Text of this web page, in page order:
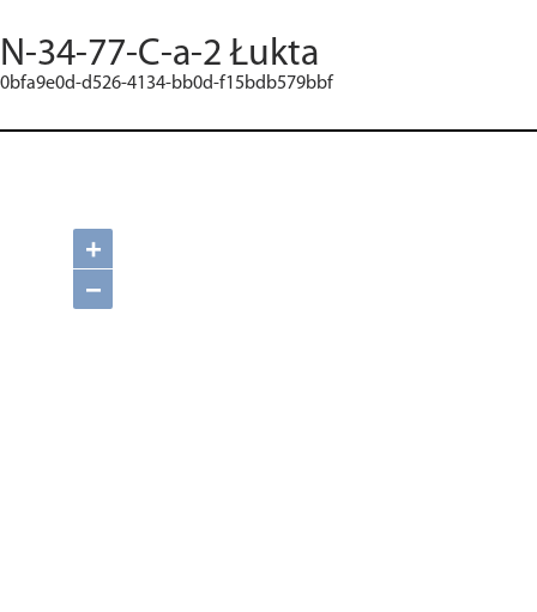
N-34-77-C-a-2 Łukta
0bfa9e0d-d526-4134-bb0d-f15bdb579bbf
+
−